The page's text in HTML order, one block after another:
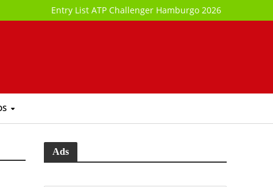
Entry List ATP Challenger Hamburgo 2026
Ads